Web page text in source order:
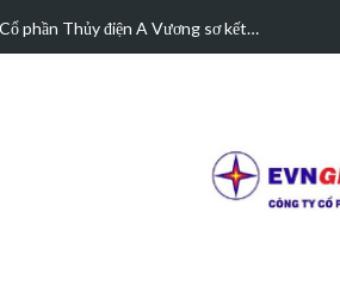
mặt trời mái nhà được bán điện dư